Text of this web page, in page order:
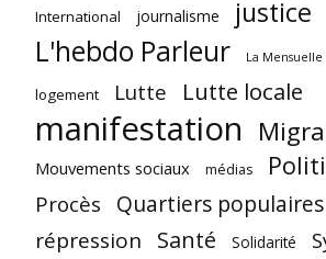
International journalisme justice
L'hebdo Parleur La Mensuelle
logement
Lutte Lutte locale
manifestation
Mouvements sociaux médias
Procès Quartiers populaires
répression Santé Solidarité